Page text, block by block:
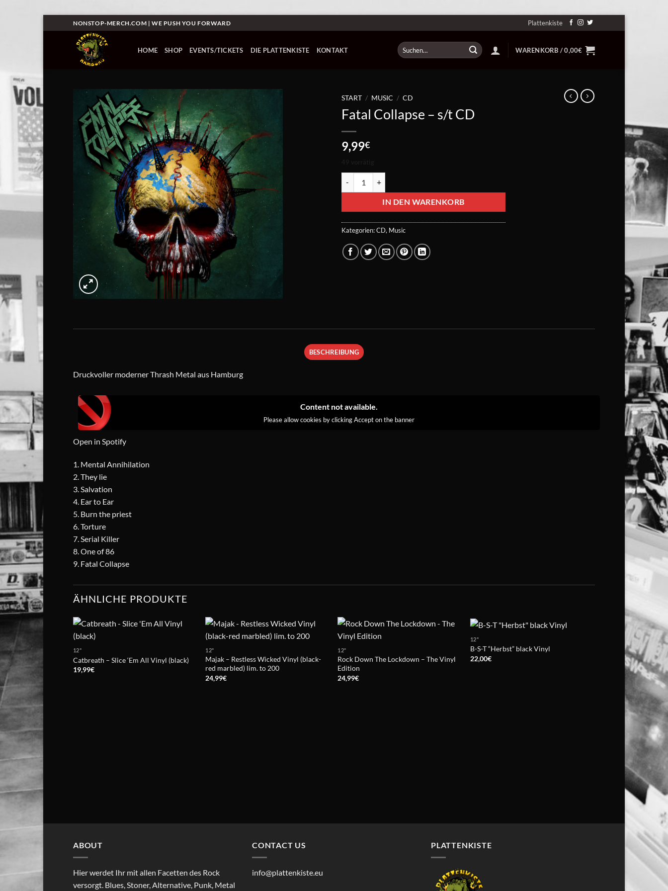
Inhalt
NONSTOP-MERCH.COM | WE PUSH YOU FORWARD Plattenkiste
HOME SHOP EVENTS/TICKETS DIE PLATTENKISTE KONTAKT
Suchen
nach:
WARENKORB /0,00€
START / MUSIC / CD
Fatal Collapse – s/t CD
9,99€
IN DEN WARENKORB
Kategorien:CD, Music
BESCHREIBUNG
Druckvoller moderner Thrash Metal aus Hamburg
Content not available.
Please allow cookies by clicking Accept on the banner
Open in Spotify
1. Mental Annihilation
2. They lie
3. Salvation
4. Ear to Ear
5. Burn the priest
6. Torture
7. Serial Killer
8. One of 86
9. Fatal Collapse
ÄHNLICHE PRODUKTE
12"
Catbreath – Slice ‘Em All Vinyl (black)
19,99€
12"
Majak – Restless Wicked Vinyl (black-
red marbled) lim. to 200
24,99€
12"
Rock Down The Lockdown – The Vinyl
Edition
24,99€
12"
B-S-T “Herbst” black Vinyl
22,00€
Majak – Restless
ABOUT
Hier werdet Ihr mit allen Facetten des Rock
versorgt. Blues, Stoner, Alternative, Punk, Metal
CONTACT US
info@plattenkiste.eu
PLATTENKISTE